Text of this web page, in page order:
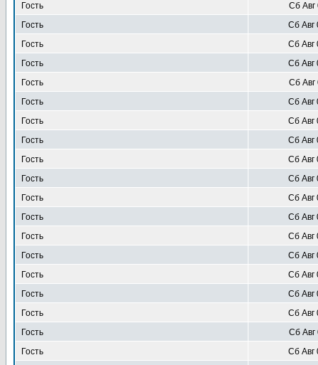
Гость
Сб Авг
Гость
Сб Авг
Гость
Сб Авг
Гость
Сб Авг
Гость
Сб Авг
Гость
Сб Авг
Гость
Сб Авг
Гость
Сб Авг
Гость
Сб Авг
Гость
Сб Авг
Гость
Сб Авг
Гость
Сб Авг
Гость
Сб Авг
Гость
Сб Авг
Гость
Сб Авг
Гость
Сб Авг
Гость
Сб Авг
Гость
Сб Авг
Гость
Сб Авг